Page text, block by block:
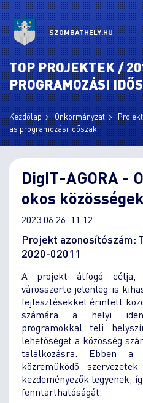
SZOMBATHELY.HU
TOP PROJEKTEK /
PROGRAMOZÁSI
Kezdőlap Önkormányzat
as programozási időszak
DigIT-AGORA -
okos közösségek
2023.06.26. 11:12
Projekt azonosítószám:
2020-02011
A projekt átfogó célja,
városszerte jelenleg is
fejlesztésekkel érintett
számára a helyi
programokkal teli
lehetőséget a közösség
találkozásra. Ebben
közreműködő
kezdeményezők legyenek,
fenntarthatóságát.